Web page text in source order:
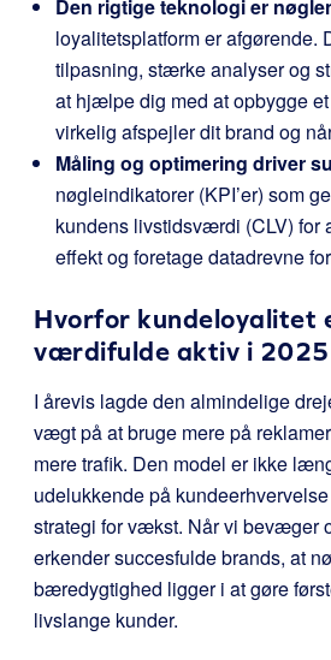
Den rigtige teknologi er
loyalitetsplatform er afgørende.
tilpasning, stærke analyser og
at hjælpe dig med at opbygge
virkelig afspejler dit brand og
Måling og optimering driver
nøgleindikatorer (KPI’er) som
kundens livstidsværdi (CLV) for
effekt og foretage datadrevne
Hvorfor kundeloyalitet
værdifulde aktiv i 2025
I årevis lagde den almindelige
vægt på at bruge mere på
mere trafik. Den model er ikke
udelukkende på
strategi for vækst. Når vi bevæger
erkender succesfulde brands, at
bæredygtighed ligger i at gøre
livslange kunder.